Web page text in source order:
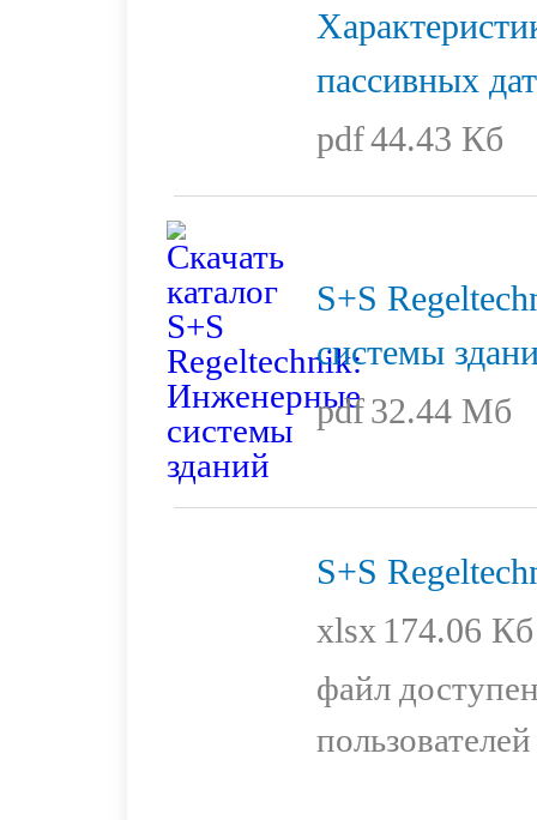
пассивных
pdf44.43 Кб
S+S
системы
pdf32.44 Мб
S+S
xlsx 174.06 Кб
файл
пользователей